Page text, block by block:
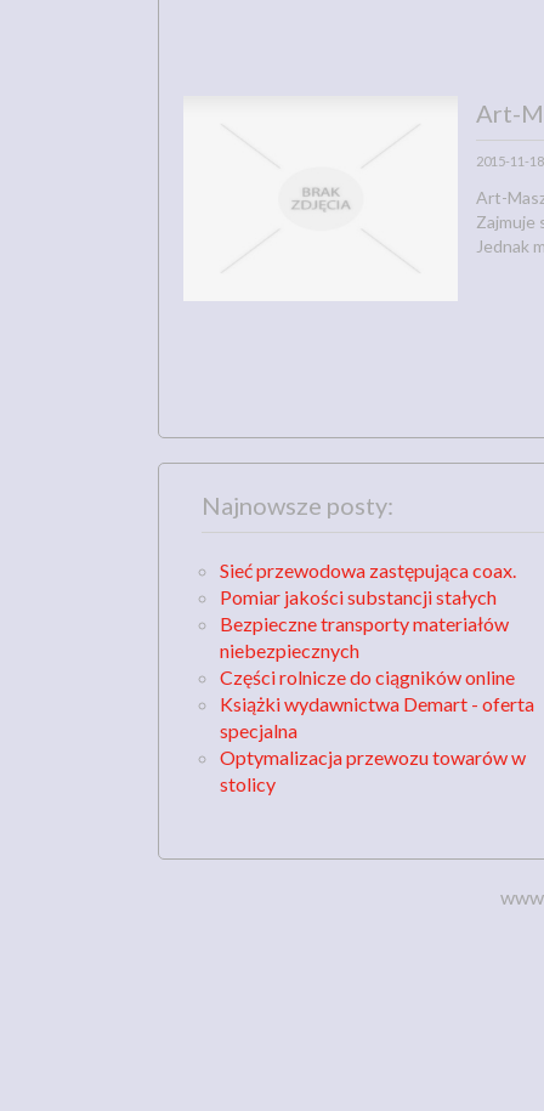
Art-
2015-11-18
Art-
Zajmuje
Jednak
Najnowsze posty:
Sieć przewodowa zastępująca coax.
Pomiar jakości substancji stałych
Bezpieczne transporty materiałów
niebezpiecznych
Części rolnicze do ciągników online
Książki wydawnictwa Demart - oferta
specjalna
Optymalizacja przewozu towarów w
stolicy